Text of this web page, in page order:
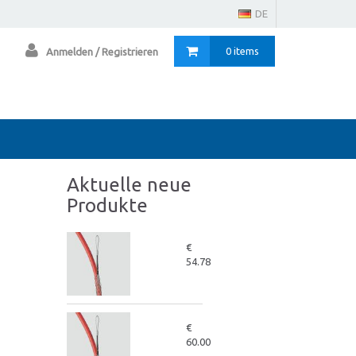
DE
0 items
Anmelden / Registrieren
Aktuelle neue
Produkte
€
54.78
€
60.00